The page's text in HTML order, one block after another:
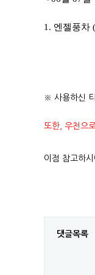
1. 엔젤풍차
※ 사용하신
또한, 우천으
이점 참고하
댓글목록